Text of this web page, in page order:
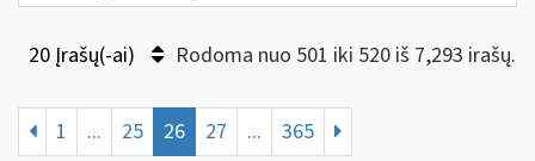
20 Įrašų(-ai) Rodoma nuo 501 iki 520 iš 7,293 irašų.
1 ... 25 26 27 ... 365